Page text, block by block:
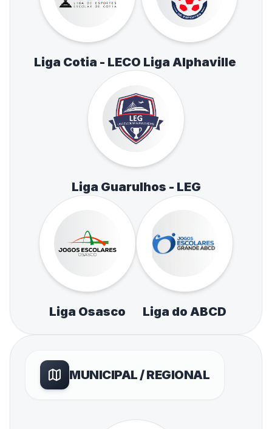
Liga Cotia - LECO Liga Alphaville
Liga Guarulhos - LEG
Liga Osasco Liga do ABCD
MUNICIPAL / REGIONAL